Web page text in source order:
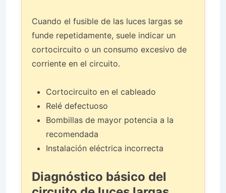
Cuando el fusible de las luces largas se
funde repetidamente, suele indicar un
cortocircuito o un consumo excesivo de
corriente en el circuito.
Cortocircuito en el cableado
Relé defectuoso
Bombillas de mayor potencia a la
recomendada
Instalación eléctrica incorrecta
Diagnóstico básico del